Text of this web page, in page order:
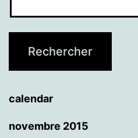
calendar
novembre 2015